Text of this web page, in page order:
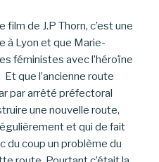
de J.P Thorn, c’est une
à Lyon et que Marie-
féministes avec l’héroïne
Et que l’ancienne route
par arrêté préfectoral
une nouvelle route,
et qui de fait
du coup un problème du